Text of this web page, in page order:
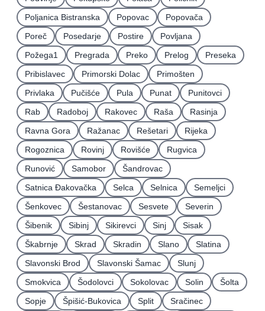
Poljanica Bistranska
Popovac
Popovača
Poreč
Posedarje Postire
Povljana
Požega1
Pregrada Preko Prelog
Preseka
Pribislavec
Primorski Dolac
Primošten
Privlaka
Pučišće Pula Punat
Punitovci
Rab
Radoboj Rakovec Raša
Rasinja
Ravna Gora
Ražanac Rešetari
Rijeka
Rogoznica
Rovinj Rovišće
Rugvica
Runović
Samobor
Šandrovac
Satnica Ðakovačka
Selca Selnica
Semeljci
Šenkovec
Šestanovac Sesvete
Severin
Šibenik
Sibinj Sikirevci Sinj
Sisak
Škabrnje
Skrad Skradin Slano
Slatina
Slavonski Brod
Slavonski Šamac
Slunj
Smokvica
Šodolovci Sokolovac Solin
Šolta
Sopje
Špišić-Bukovica Split
Sračinec